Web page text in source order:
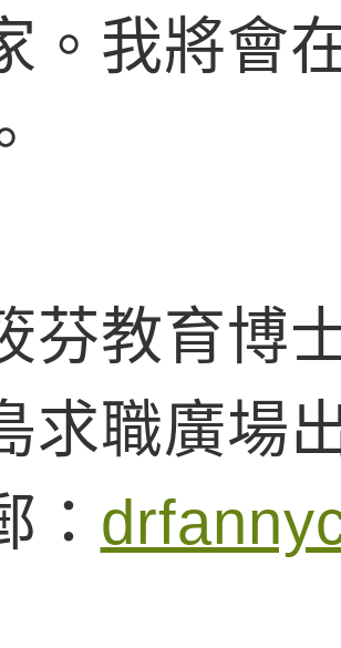
。我將會
芬教育博
求職廣場
：